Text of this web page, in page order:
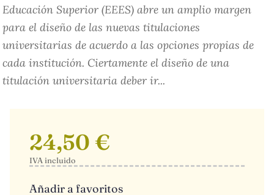
Educación Superior (EEES) abre un amplio margen
para el diseño de las nuevas titulaciones
universitarias de acuerdo a las opciones propias de
cada institución. Ciertamente el diseño de una
titulación universitaria deber ir...
24,50 €
IVA incluido
Añadir a favoritos